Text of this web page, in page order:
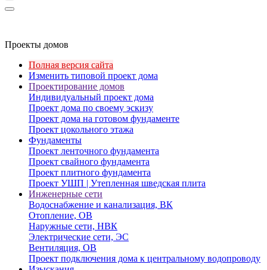
Проекты домов
Полная версия сайта
Изменить типовой проект дома
Проектирование домов
Индивидуальный проект дома
Проект дома по своему эскизу
Проект дома на готовом фундаменте
Проект цокольного этажа
Фундаменты
Проект ленточного фундамента
Проект свайного фундамента
Проект плитного фундамента
Проект УШП | Утепленная шведская плита
Инженерные сети
Водоснабжение и канализация, ВК
Отопление, ОВ
Наружные сети, НВК
Электрические сети, ЭС
Вентиляция, ОВ
Проект подключения дома к центральному водопроводу